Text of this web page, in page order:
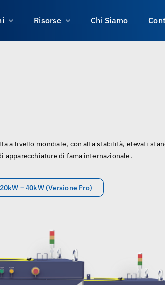
Risorse Chi Siamo
a livello mondiale, con alta stabilità, elevati
apparecchiature di fama internazionale.
20kW – 40kW (Versione Pro)